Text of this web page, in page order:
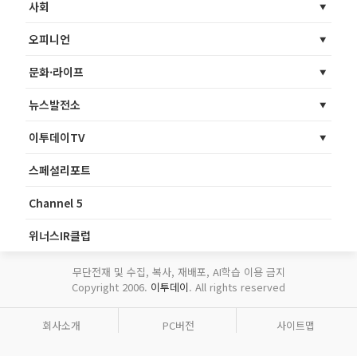
사회
오피니언
문화·라이프
뉴스발전소
이투데이TV
스페셜리포트
Channel 5
위너스IR클럽
무단전재 및 수집, 복사, 재배포, AI학습 이용 금지
Copyright 2006. 이투데이. All rights reserved
회사소개 PC버전 사이트맵